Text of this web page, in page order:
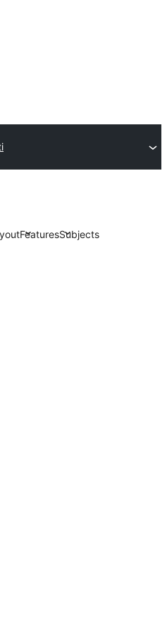
FeaturesSubjects